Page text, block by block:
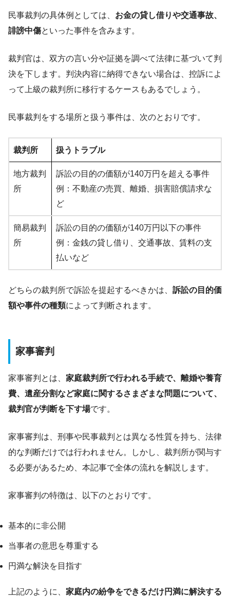
民事裁判の具体例としては、 お金の貸し借りや交通事故、
誹謗中傷といった事件を含みます。
裁判官は、双方の言い分や証拠を調べて法律に基づいて判
決を下します。判決内容に納得できない場合は、控訴によ
って上級の裁判所に移行するケースもあるでしょう。
民事裁判をする場所と扱う事件は、次のとおりです。
裁判所 扱うトラブル
地方裁判
所
訴訟の目的の価額が140万円を超える事件
例：不動産の売買、離婚、損害賠償請求な
ど
簡易裁判
所
訴訟の目的の価額が140万円以下の事件
例：金銭の貸し借り、交通事故、賃料の支
払いなど
どちらの裁判所で訴訟を提起するべきかは、 訴訟の目的価
額や事件の種類によって判断されます。
家事審判
家事審判とは、 家庭裁判所で行われる手続で、離婚や養育
費、遺産分割など家庭に関するさまざまな問題について、
裁判官が判断を下す場です。
家事審判は、刑事や民事裁判とは異なる性質を持ち、法律
的な判断だけでは行われません。しかし、裁判所が関与す
る必要があるため、本記事で全体の流れを解説します。
家事審判の特徴は、以下のとおりです。
基本的に非公開
当事者の意思を尊重する
円満な解決を目指す
上記のように、 家庭内の紛争をできるだけ円満に解決する